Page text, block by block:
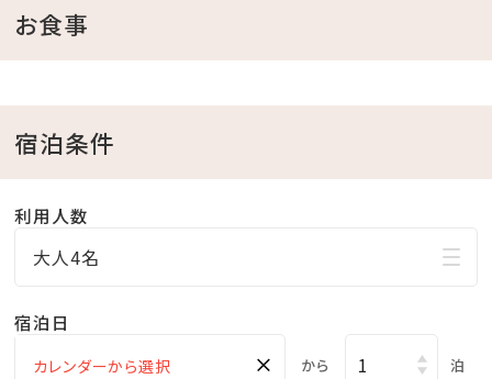
＝＝＝＝＝＝＝＝＝＝＝＝＝＝＝＝＝＝＝＝
♪
チェックイン後、お部屋で水着に着替えてビーチへ直
行！
□ご家族に人気の屋外プールあり
お楽しみ頂けます♪
ここからも海の眺めを楽しめます！
お食事
宿泊条件
利用人数
大人4名
宿泊日
× から 泊